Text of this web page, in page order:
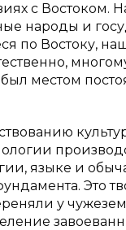
с Востоком.
народы и
по Востоку,
местом
языке и
Это
у